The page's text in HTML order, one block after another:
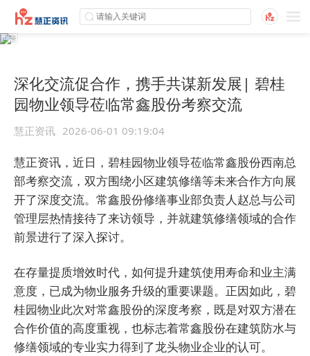
深化交流促合作，携手共谋新发展| 碧桂
园物业领导莅临常鑫股份考察交流
慧正资讯 2026-06-01 09:19:04
慧正资讯，近日，碧桂园物业领导莅临常鑫股份西南总
部考察交流，双方围绕小区建筑修缮等未来合作方向展
开了深度交流。常鑫股份修缮事业部负责人赵总与公司
管理层热情接待了来访领导，并就建筑修缮领域的合作
前景进行了深入探讨。
在存量提质增效时代，如何提升建筑使用寿命和业主满
意度，已成为物业服务升级的重要课题。正因如此，碧
桂园物业此次对常鑫股份的深度考察，既是对双方潜在
合作价值的高度重视，也标志着常鑫股份在建筑防水与
修缮领域的专业实力得到了龙头物业企业的认可。